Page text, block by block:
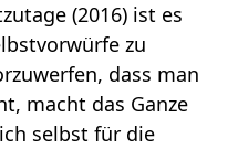
(2016) ist es
zu
dass man
macht das Ganze
selbst für die